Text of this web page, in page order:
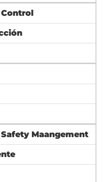
Maangement